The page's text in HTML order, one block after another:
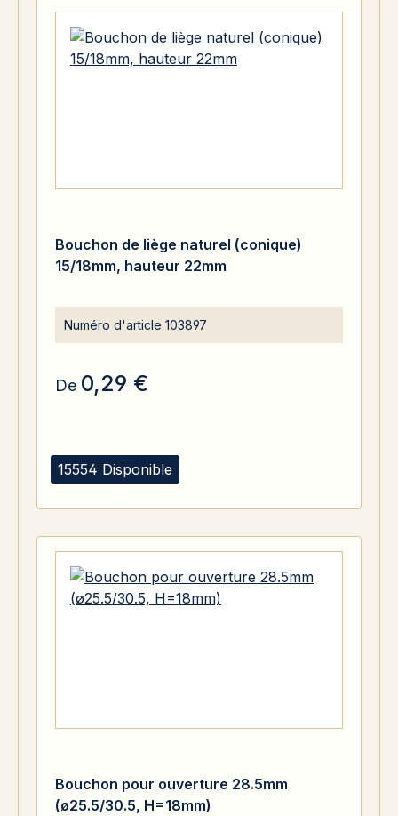
15554 Disponible
Bouchon de liège naturel (conique)
15/18mm, hauteur 22mm
Numéro d'article 103897
De 0,29 €
Bouchon pour ouverture 28.5mm
(ø25.5/30.5, H=18mm)